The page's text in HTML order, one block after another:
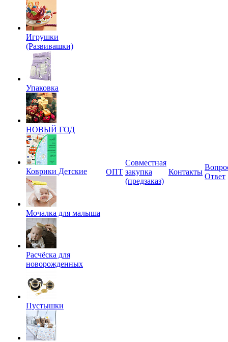
Игрушки
(Развивашки)
Упаковка
НОВЫЙ ГОД
Коврики Детские
Мочалка для малыша
Расчёска для
новорожденных
Пустышки
ОПТ
Совместная
закупка
(предзаказ)
Контакты
Ответ